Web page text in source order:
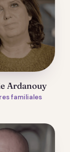
Ardanouy
familiales